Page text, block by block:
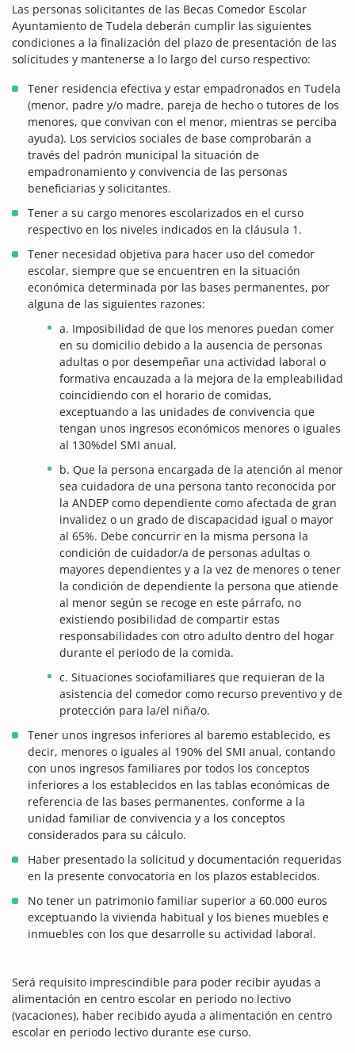
Las personas solicitantes de las Becas Comedor Escolar
Ayuntamiento de Tudela deberán cumplir las siguientes
condiciones a la finalización del plazo de presentación de las
solicitudes y mantenerse a lo largo del curso respectivo:
Tener residencia efectiva y estar empadronados en Tudela
(menor, padre y/o madre, pareja de hecho o tutores de los
menores, que convivan con el menor, mientras se perciba
ayuda). Los servicios sociales de base comprobarán a
través del padrón municipal la situación de
empadronamiento y convivencia de las personas
beneficiarias y solicitantes.
Tener a su cargo menores escolarizados en el curso
respectivo en los niveles indicados en la cláusula 1.
Tener necesidad objetiva para hacer uso del comedor
escolar, siempre que se encuentren en la situación
económica determinada por las bases permanentes, por
alguna de las siguientes razones:
a. Imposibilidad de que los menores puedan comer
en su domicilio debido a la ausencia de personas
adultas o por desempeñar una actividad laboral o
formativa encauzada a la mejora de la empleabilidad
coincidiendo con el horario de comidas,
exceptuando a las unidades de convivencia que
tengan unos ingresos económicos menores o iguales
al 130%del SMI anual.
b. Que la persona encargada de la atención al menor
sea cuidadora de una persona tanto reconocida por
la ANDEP como dependiente como afectada de gran
invalidez o un grado de discapacidad igual o mayor
al 65%. Debe concurrir en la misma persona la
condición de cuidador/a de personas adultas o
mayores dependientes y a la vez de menores o tener
la condición de dependiente la persona que atiende
al menor según se recoge en este párrafo, no
existiendo posibilidad de compartir estas
responsabilidades con otro adulto dentro del hogar
durante el periodo de la comida.
c. Situaciones sociofamiliares que requieran de la
asistencia del comedor como recurso preventivo y de
protección para la/el niña/o.
Tener unos ingresos inferiores al baremo establecido, es
decir, menores o iguales al 190% del SMI anual, contando
con unos ingresos familiares por todos los conceptos
inferiores a los establecidos en las tablas económicas de
referencia de las bases permanentes, conforme a la
unidad familiar de convivencia y a los conceptos
considerados para su cálculo.
Haber presentado la solicitud y documentación requeridas
en la presente convocatoria en los plazos establecidos.
No tener un patrimonio familiar superior a 60.000 euros
exceptuando la vivienda habitual y los bienes muebles e
inmuebles con los que desarrolle su actividad laboral.
Será requisito imprescindible para poder recibir ayudas a
alimentación en centro escolar en periodo no lectivo
(vacaciones), haber recibido ayuda a alimentación en centro
escolar en periodo lectivo durante ese curso.